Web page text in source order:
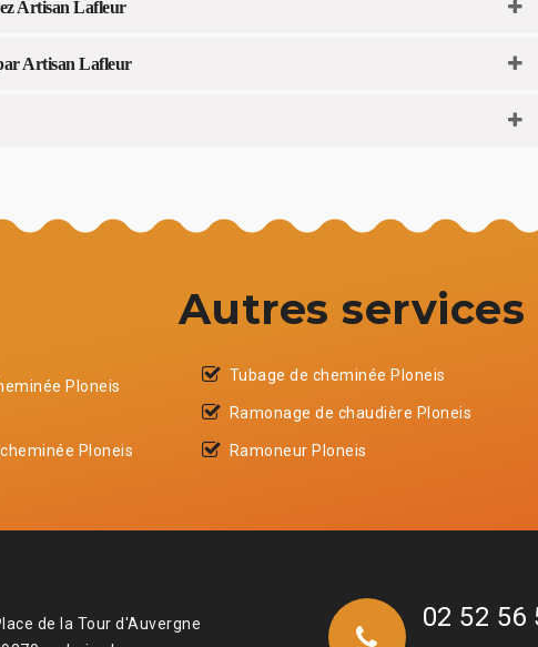
Artisan Lafleur
Artisan Lafleur
Autres services
Ploneis
Ploneis
Tubage de cheminée Ploneis
Ramonage de chaudière Ploneis
Ramoneur Ploneis
de la Tour d'Auvergne
02 52 56